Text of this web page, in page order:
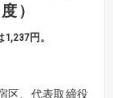
）
円。
区、代表取締役